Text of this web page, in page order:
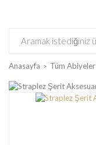
Anasayfa Tüm Abiyeler